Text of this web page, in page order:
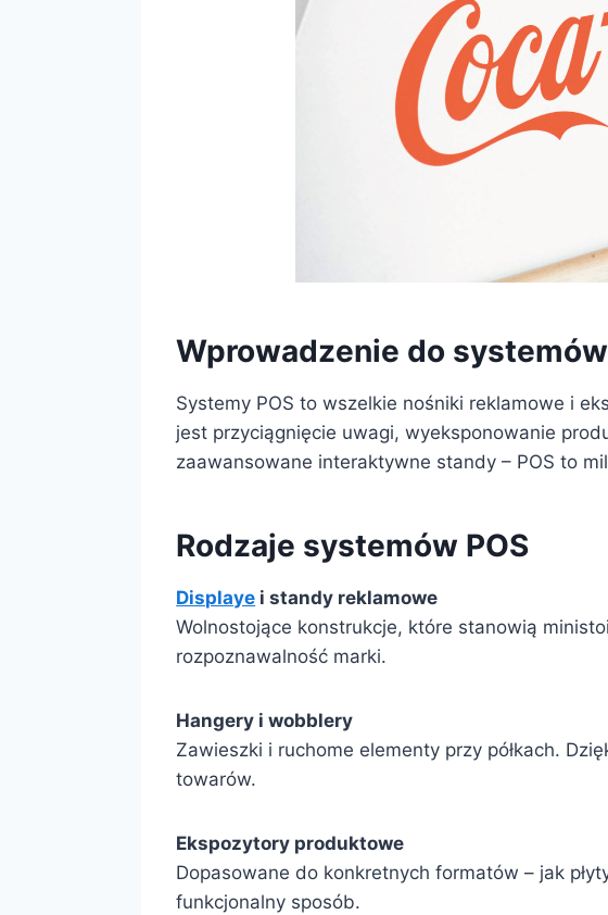
Wprowadzenie do systemów
Systemy POS to wszelkie nośniki reklamowe i
jest przyciągnięcie uwagi, wyeksponowanie
zaawansowane interaktywne standy – POS to
Rodzaje systemów POS
Displaye i standy reklamowe
Wolnostojące konstrukcje, które stanowią
rozpoznawalność marki.
Hangery i wobblery
Zawieszki i ruchome elementy przy półkach.
towarów.
Ekspozytory produktowe
Dopasowane do konkretnych formatów – jak
funkcjonalny sposób.